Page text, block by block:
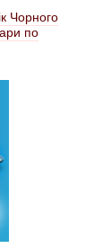
Чорного
по